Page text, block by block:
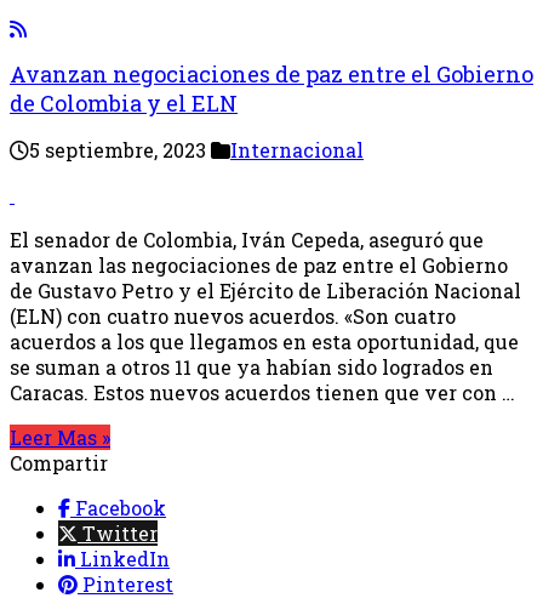
Avanzan negociaciones de paz entre el Gobierno
de Colombia y el ELN
5 septiembre, 2023 Internacional
El senador de Colombia, Iván Cepeda, aseguró que
avanzan las negociaciones de paz entre el Gobierno
de Gustavo Petro y el Ejército de Liberación Nacional
(ELN) con cuatro nuevos acuerdos. «Son cuatro
acuerdos a los que llegamos en esta oportunidad, que
se suman a otros 11 que ya habían sido logrados en
Caracas. Estos nuevos acuerdos tienen que ver con …
Leer Mas »
Compartir
Facebook
Twitter
LinkedIn
Pinterest